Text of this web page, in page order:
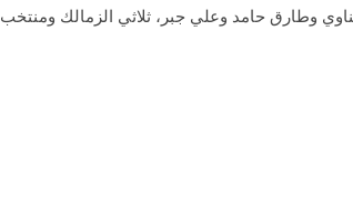
وطارق حامد وعلي جبر، ثلاثي الزمالك